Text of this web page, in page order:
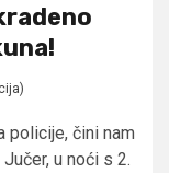
policije, čini nam
u noći s 2.